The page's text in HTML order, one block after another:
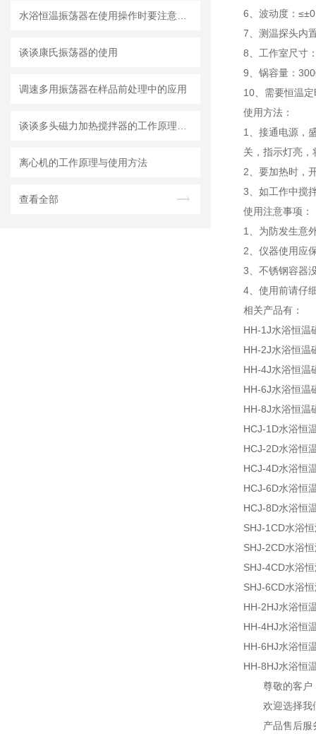
谈谈康氏振荡器的使用
调速多用振荡器在样品前处理中的应用
离心机的工作原理与使用方法
查看全部
6、波动度：
7、 测温探头内
8、工作室尺寸
9、锅容量：
10、需要恒温
使用方法：
1、接通电源，
关，指示灯亮
2、要加热时，
3、如工作中搅
使用注意事项：
1、为防发生意
2、仪器使用应
3、不锈钢容器
4、使用前请仔
相关产品有：
HH-1J水浴恒温
HH-2J水浴恒温
HH-4J水浴恒温
HH-6J水浴恒温
HH-8J水浴恒温
HCJ-1D水浴恒
HCJ-2D水浴恒
HCJ-4D水浴恒
HCJ-6D水浴恒
HCJ-8D水浴恒
SHJ-1CD水浴
SHJ-2CD水浴
SHJ-4CD水浴
SHJ-6CD水浴
HH-2HJ水浴恒
HH-4HJ水浴恒
HH-6HJ水浴恒
HH-8HJ水浴恒
尊敬的客户
欢迎选择我
产品售后服